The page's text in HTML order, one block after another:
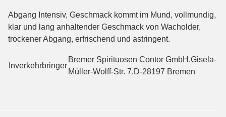
Abgang Intensiv, Geschmack kommt im Mund, vollmundig,
klar und lang anhaltender Geschmack von Wacholder,
trockener Abgang, erfrischend und astringent.
Inverkehrbringer
Bremer Spirituosen Contor GmbH,Gisela-
Müller-Wolff-Str. 7,D-28197 Bremen